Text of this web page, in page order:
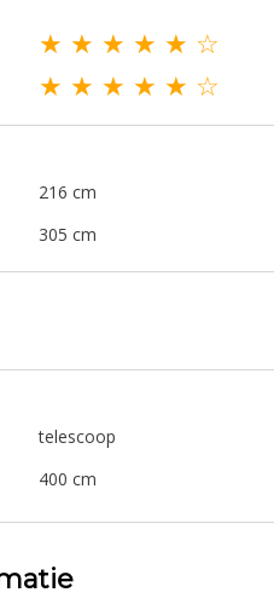
★ ★ ★ ★ ★ ☆
★ ★ ★ ★ ★ ☆
216 cm
305 cm
telescoop
400 cm